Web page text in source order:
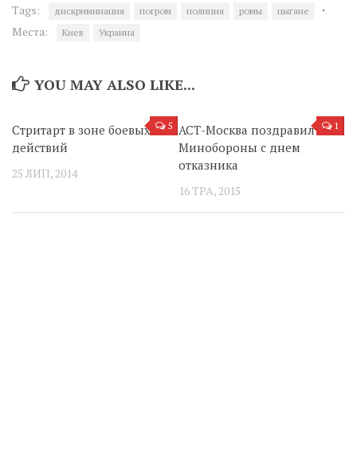
Tags: дискриминация погром полиция ромы цыгане ·
Места: Киев Украина
YOU MAY ALSO LIKE...
5
Стритарт в зоне боевых
действий
25 ЛИП, 2014
1
АСТ-Москва поздравил
Минобороны с днем
отказника
16 ТРА, 2015